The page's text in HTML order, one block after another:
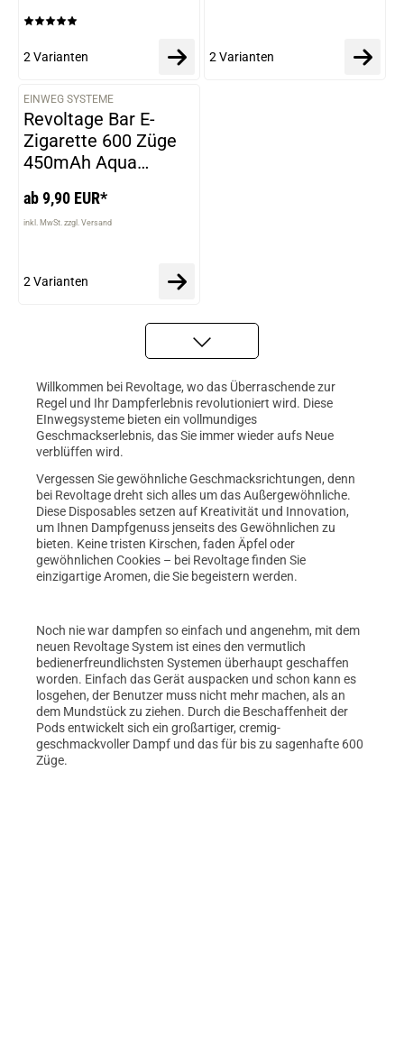
2 Varianten 2 Varianten
EINWEG SYSTEME
Revoltage Bar E-
Zigarette 600 Züge
450mAh Aqua
ab 9,90 EUR*
inkl. MwSt. zzgl. Versand
2 Varianten
Willkommen bei Revoltage, wo das Überraschende zur
Regel und Ihr Dampferlebnis revolutioniert wird. Diese
EInwegsysteme bieten ein vollmundiges
Geschmackserlebnis, das Sie immer wieder aufs Neue
verblüffen wird.
Vergessen Sie gewöhnliche Geschmacksrichtungen, denn
bei Revoltage dreht sich alles um das Außergewöhnliche.
Diese Disposables setzen auf Kreativität und Innovation,
um Ihnen Dampfgenuss jenseits des Gewöhnlichen zu
bieten. Keine tristen Kirschen, faden Äpfel oder
gewöhnlichen Cookies – bei Revoltage finden Sie
einzigartige Aromen, die Sie begeistern werden.
Noch nie war dampfen so einfach und angenehm, mit dem
neuen Revoltage System ist eines den vermutlich
bedienerfreundlichsten Systemen überhaupt geschaffen
worden. Einfach das Gerät auspacken und schon kann es
losgehen, der Benutzer muss nicht mehr machen, als an
dem Mundstück zu ziehen. Durch die Beschaffenheit der
Pods entwickelt sich ein großartiger, cremig-
geschmackvoller Dampf und das für bis zu sagenhafte 600
Züge.